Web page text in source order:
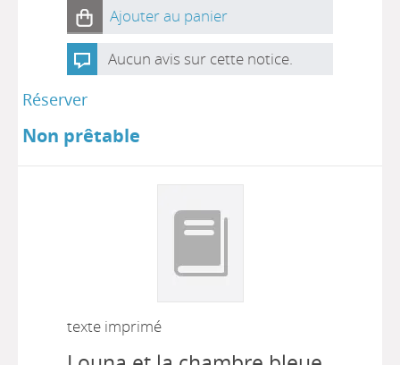
Ajouter au panier
Aucun avis sur cette notice.
Réserver
Non prêtable
texte imprimé